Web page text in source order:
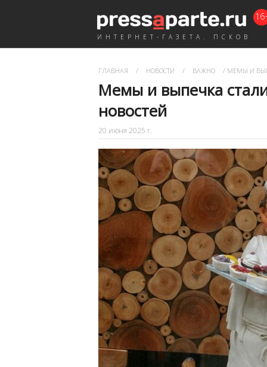
ИНТЕРНЕТ-ГАЗЕТА. ПСКОВ
ГЛАВНАЯ / НОВОСТИ / ВАЖНО / МЕМЫ И
Мемы и выпечка
новостей
20 июня 2025 г.